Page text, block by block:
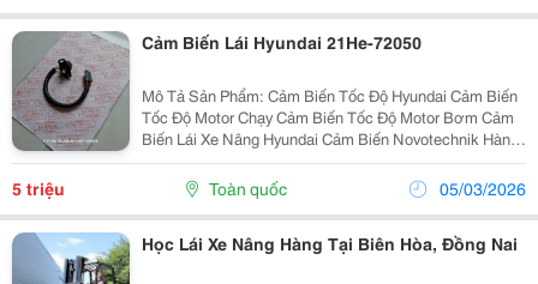
Cảm Biến Lái Hyundai 21He-72050
Mô Tả Sản Phẩm: Cảm Biến Tốc Độ Hyundai Cảm Biến
Tốc Độ Motor Chạy Cảm Biến Tốc Độ Motor Bơm Cảm
Biến Lái Xe Nâng Hyundai Cảm Biến Novotechnik Hàng
Chính Hãng ≪Hyundai/ Sme/ Skf/ Novotechnik≫ Hãng
Sản Xuất: Novotechnik-...
5 triệu Toàn quốc 05/03/2026
Học Lái Xe Nâng Hàng Tại Biên Hòa, Đồng Nai